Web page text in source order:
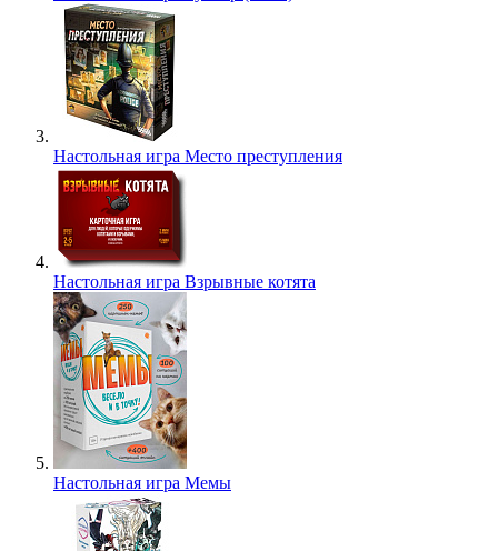
Настольная игра Место преступления
Настольная игра Взрывные котята
Настольная игра Мемы